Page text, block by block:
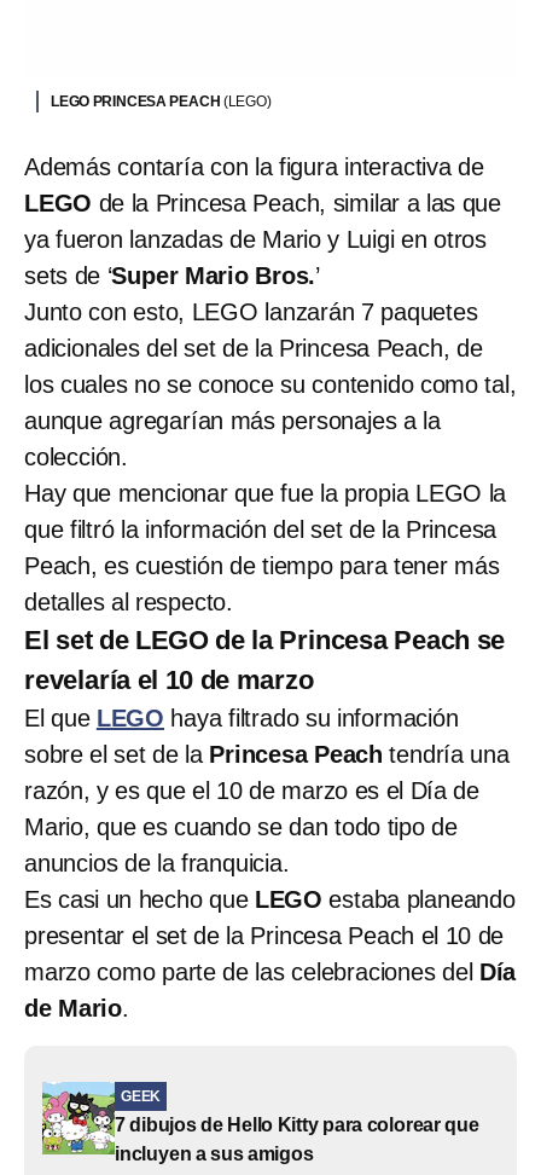
LEGO PRINCESA PEACH (LEGO)
Además contaría con la figura interactiva de
LEGO de la Princesa Peach, similar a las que
ya fueron lanzadas de Mario y Luigi en otros
sets de ‘Super Mario Bros.’
Junto con esto, LEGO lanzarán 7 paquetes
adicionales del set de la Princesa Peach, de
los cuales no se conoce su contenido como tal,
aunque agregarían más personajes a la
colección.
Hay que mencionar que fue la propia LEGO la
que filtró la información del set de la Princesa
Peach, es cuestión de tiempo para tener más
detalles al respecto.
El set de LEGO de la Princesa Peach se
revelaría el 10 de marzo
El que LEGO haya filtrado su información
sobre el set de la Princesa Peach tendría una
razón, y es que el 10 de marzo es el Día de
Mario, que es cuando se dan todo tipo de
anuncios de la franquicia.
Es casi un hecho que LEGO estaba planeando
presentar el set de la Princesa Peach el 10 de
marzo como parte de las celebraciones del Día
de Mario.
GEEK
7 dibujos de Hello Kitty para colorear que
incluyen a sus amigos